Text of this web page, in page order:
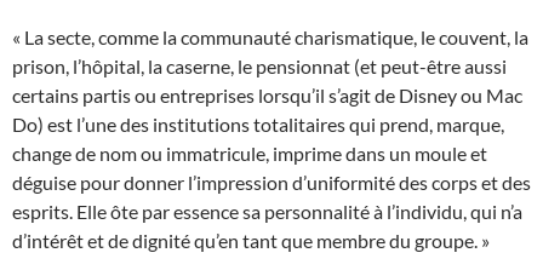
« La secte, comme la communauté charismatique, le couvent, la
prison, l’hôpital, la caserne, le pensionnat (et peut-être aussi
certains partis ou entreprises lorsqu’il s’agit de Disney ou Mac
Do) est l’une des institutions totalitaires qui prend, marque,
change de nom ou immatricule, imprime dans un moule et
déguise pour donner l’impression d’uniformité des corps et des
esprits. Elle ôte par essence sa personnalité à l’individu, qui n’a
d’intérêt et de dignité qu’en tant que membre du groupe. »